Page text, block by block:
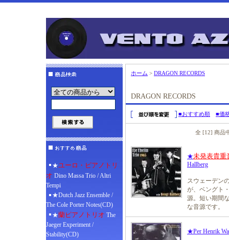
★ユーロ・ピアノトリ
オ Dino Massa Trio / Altri
Tempi
★Dutch Jazz Ensemble /
The Cole Porter Notes(CD)
★蘭ピアノトリオ The
Jaeger Experiment /
Stability(CD)
ホーム > DRAGON RECORDS
DRAGON RECORDS
■おすすめ順 ■価
全 [12] 商品
★未発表貴重
Hallberg
スウェーデン
が、ベングト
源。短い期間
な音源です。
★Per Henrik